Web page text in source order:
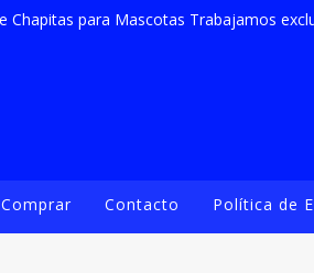
Chapitas para Mascotas Trabajamos
Contacto Política de